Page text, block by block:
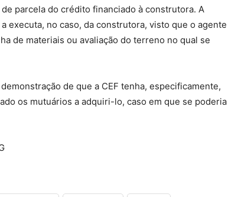
parcela do crédito financiado à construtora. A
executa, no caso, da construtora, visto que o agente
de materiais ou avaliação do terreno no qual se
de que a CEF tenha, especificamente,
os mutuários a adquiri-lo, caso em que se poderia